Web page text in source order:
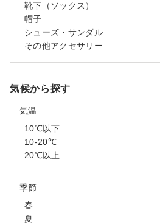
靴下（ソックス）
帽子
シューズ・サンダル
その他アクセサリー
気候から探す
気温
10℃以下
10-20℃
20℃以上
季節
春
夏